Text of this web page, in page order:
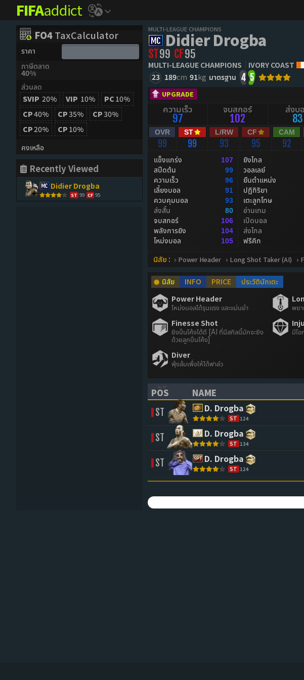
FIFAaddict
FO4TaxCalculator
ราคา
ภาษีตลาด
40%
ส่วนลด
SVIP 20% VIP 10% PC 10%
CP40% CP35% CP30%
CP20% CP 10%
คงเหลือ
Recently Viewed
Didier Drogba
ST 99 CF 95
MULTI-LEAGUE CHAMPIONS
Didier Drogba
ST99 CF95
MULTI-LEAGUE CHAMPIONS IVORY COAST
23 189cm 91kg มาตรฐาน 4 5
UPGRADE
ความเร็ว
97
จบสกอร์
102
ส่งบ
83
OVR
99
ST
99
L/RW
93
CF
95
CAM
92
แข็งแกร่ง 107
สปีดต้น 99
ความเร็ว 96
เลี้ยงบอล 91
ควบคุมบอล 93
ส่งสั้น 80
จบสกอร์ 106
พลังการยิง 104
โหม่งบอล 105
ยิงไกล
วอลเลย์
ยืนตำแหน่ง
ปฏิกิริยา
เตะลูกโทษ
อ่านเกม
เปิดบอล
ส่งไกล
ฟรีคิก
นิสัย : Power Header Long Shot Taker (AI)
นิสัย INFO PRICE
ประวัตินักเตะ
Power Header
โหม่งบอลได้รุนแรง และแม่นยำ พยา
Finesse Shot
ยิงปั่นโค้งได้ดี [AI ที่มีสกิลนี้มักจะยิง
ด้วยลูกปั่นโค้ง]
มีโอ
Diver
พุ้งล้มเพื่อให้ได้ฟาล์ว
POS
(CLICK TO SORT ASCENDING)
NAME
(CLICK TO SORT
ST D. Drogba
ST 124
ST D. Drogba
ST 134
ST D. Drogba
ST 124